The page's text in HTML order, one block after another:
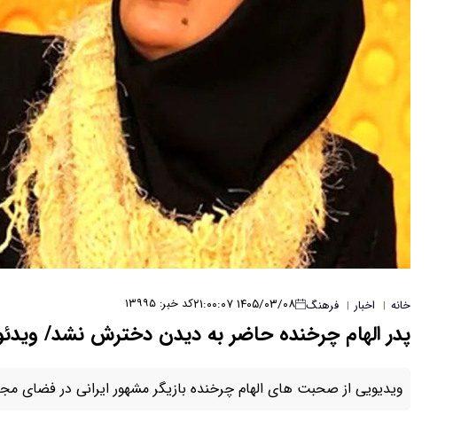
خانه | اخبار | فرهنگ ۱۴۰۵/۰۳/۰۸ ۲۱:۰۰:۰۷ کد خبر: ۱۳۹۹۵
پدر الهام چرخنده حاضر به دیدن دخترش نشد/
ویدیویی از صحبت های الهام چرخنده بازیگر مشهور ایرانی در فضای